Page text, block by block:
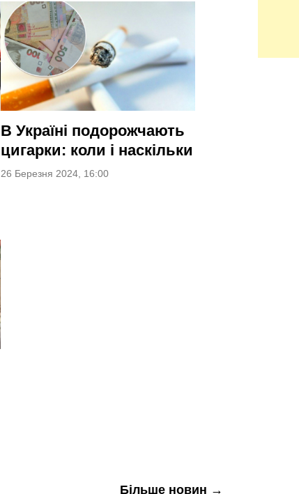
В Україні подорожчають
цигарки: коли і наскільки
26 Березня 2024, 16:00
Більше новин →